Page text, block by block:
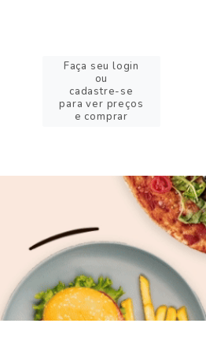
Faça seu login
ou
cadastre-se
para ver preços
e comprar